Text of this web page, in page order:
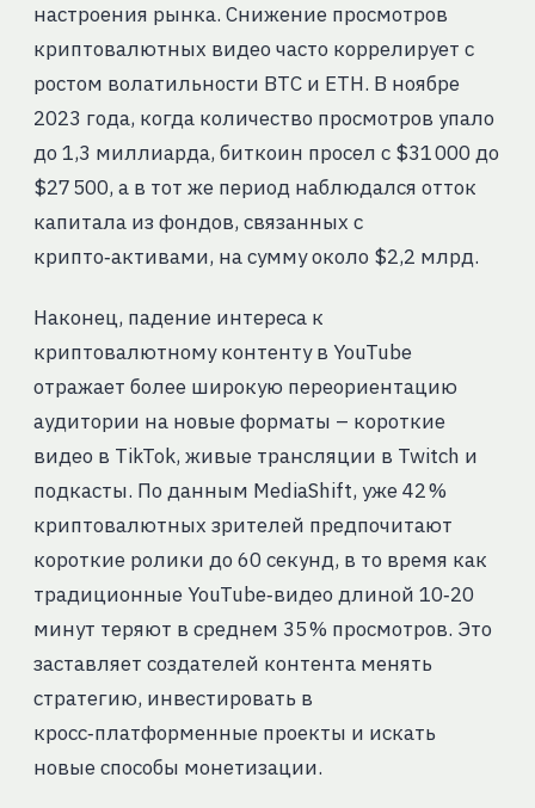
настроения рынка. Снижение просмотров
криптовалютных видео часто коррелирует с
ростом волатильности BTC и ETH. В ноябре
2023 года, когда количество просмотров упало
до 1,3 миллиарда, биткоин просел с $31 000 до
$27 500, а в тот же период наблюдался отток
капитала из фондов, связанных с
крипто‑активами, на сумму около $2,2 млрд.
Наконец, падение интереса к
криптовалютному контенту в YouTube
отражает более широкую переориентацию
аудитории на новые форматы – короткие
видео в TikTok, живые трансляции в Twitch и
подкасты. По данным MediaShift, уже 42 %
криптовалютных зрителей предпочитают
короткие ролики до 60 секунд, в то время как
традиционные YouTube‑видео длиной 10‑20
минут теряют в среднем 35 % просмотров. Это
заставляет создателей контента менять
стратегию, инвестировать в
кросс‑платформенные проекты и искать
новые способы монетизации.